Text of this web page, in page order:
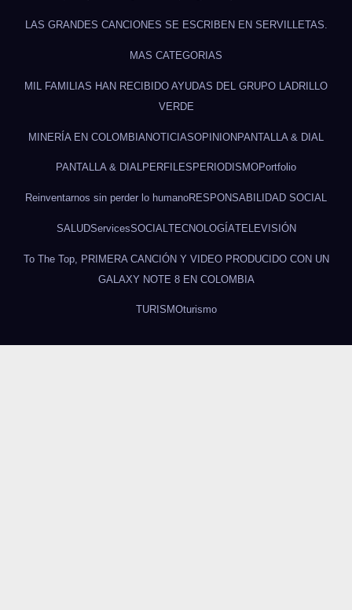
LAS GRANDES CANCIONES SE ESCRIBEN EN SERVILLETAS.
MAS CATEGORIAS
MIL FAMILIAS HAN RECIBIDO AYUDAS DEL GRUPO LADRILLO
VERDE
MINERÍA EN COLOMBIANOTICIASOPINIONPANTALLA & DIAL
PANTALLA & DIALPERFILES PERIODISMOPortfolio
Reinventarnos sin perder lo humanoRESPONSABILIDAD SOCIAL
SALUDServicesSOCIAL TECNOLOGÍATELEVISIÓN
To The Top, PRIMERA CANCIÓN Y VIDEO PRODUCIDO CON UN
GALAXY NOTE 8 EN COLOMBIA
TURISMOturismo